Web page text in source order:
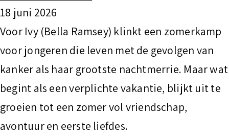
18 juni 2026
Voor Ivy (Bella Ramsey) klinkt een zomerkamp
voor jongeren die leven met de gevolgen van
kanker als haar grootste nachtmerrie. Maar wat
begint als een verplichte vakantie, blijkt uit te
groeien tot een zomer vol vriendschap,
avontuur en eerste liefdes.